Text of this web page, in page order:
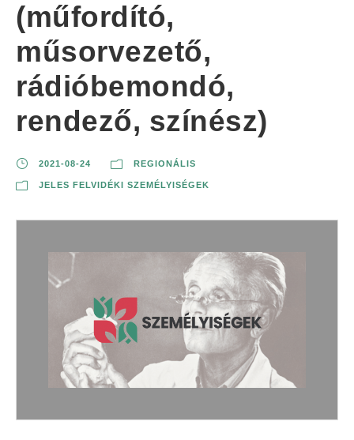
(műfordító,
műsorvezető,
rádióbemondó,
rendező, színész)
2021-08-24 REGIONÁLIS
JELES FELVIDÉKI SZEMÉLYISÉGEK